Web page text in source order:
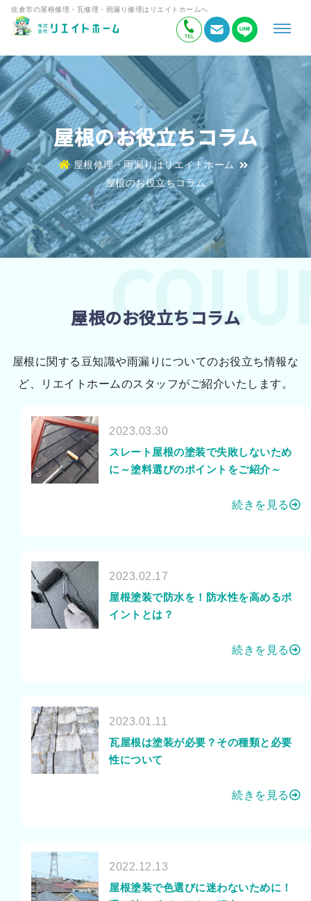
佐倉市の屋根修理・瓦修理・雨漏り修理はリエイトホームへ
屋根のお役立ちコラム
屋根修理・雨漏りはリエイトホーム
屋根のお役立ちコラム
屋根のお役立ちコラム
屋根に関する豆知識や雨漏りについてのお役立ち情報な
ど、リエイトホームのスタッフがご紹介いたします。
2023.03.30
スレート屋根の塗装で失敗しないため
に～塗料選びのポイントをご紹介～
続きを見る
2023.02.17
屋根塗装で防水を！防水性を高めるポ
イントとは？
続きを見る
2023.01.11
瓦屋根は塗装が必要？その種類と必要
性について
続きを見る
2022.12.13
屋根塗装で色選びに迷わないために！